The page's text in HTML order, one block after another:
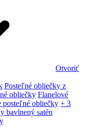
Otvoriť
Posteľné obliečky z
obliečky Flanelové
posteľné obliečky + 3
bavlnený satén